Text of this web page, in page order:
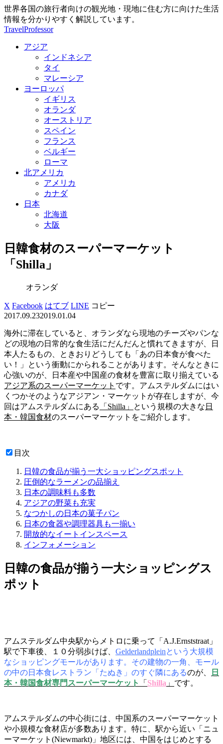
世界各国の旅行者向けの観光地・現地に住む方に向けた生活
情報を分かりやすく解説しています。
TravelProfessor
アジア
インドネシア
タイ
マレーシア
ヨーロッパ
イギリス
オランダ
オーストリア
スペイン
フランス
ベルギー
ローマ
北アメリカ
アメリカ
カナダ
日本
北海道
大阪
日韓食材のスーパーマーケット
「Shilla」
オランダ
X Facebook はてブ LINE コピー
2017.09.232019.01.04
海外に滞在していると、オランダなら現地のチーズやパンな
どの現地の日常的な食生活にだんだんと慣れてきますが、日
本人たるもの、ときおりどうしても「あの日本食が食べた
い！」という衝動にかられることがあります。そんなときに
心強いのが、日本産や中国産の食材を豊富に取り揃えている
アジア系のスーパーマーケット です。アムステルダムにはい
くつかそのようなアジアン・マーケットが存在しますが、今
回はアムステルダムにある
「 Shilla 」 という規模の大きな 日
本・韓国食材のスーパーマーケットをご紹介します。
目次
日韓の食品が揃う一大ショッピングスポット
圧倒的なラーメンの品揃え
日本の調味料も多数
アジアの野菜も充実
なつかしの日本の菓子パン
日本の食器や調理器具も一揃い
開放的なイートインスペース
インフォメーション
日韓の食品が揃う一大ショッピングス
ポット
アムステルダム中央駅からメトロに乗って「A.J.Ernststraat」
駅で下車後、１０分弱歩けば、 Gelderlandpleinという大規模
なショッピングモールがあります。その建物の一角、モール
の中の日本食レストラン「たぬき」のすぐ隣にあるのが、
日
本・韓国食材専門スーパーマーケット
「 Shilla 」 です。
アムステルダムの中心街には、中国系のスーパーマーケット
や小規模な食材店が多数あります。特に、駅から近い「ニュ
ーマーケット(Niewmarkt)」地区には、中国をはじめとする